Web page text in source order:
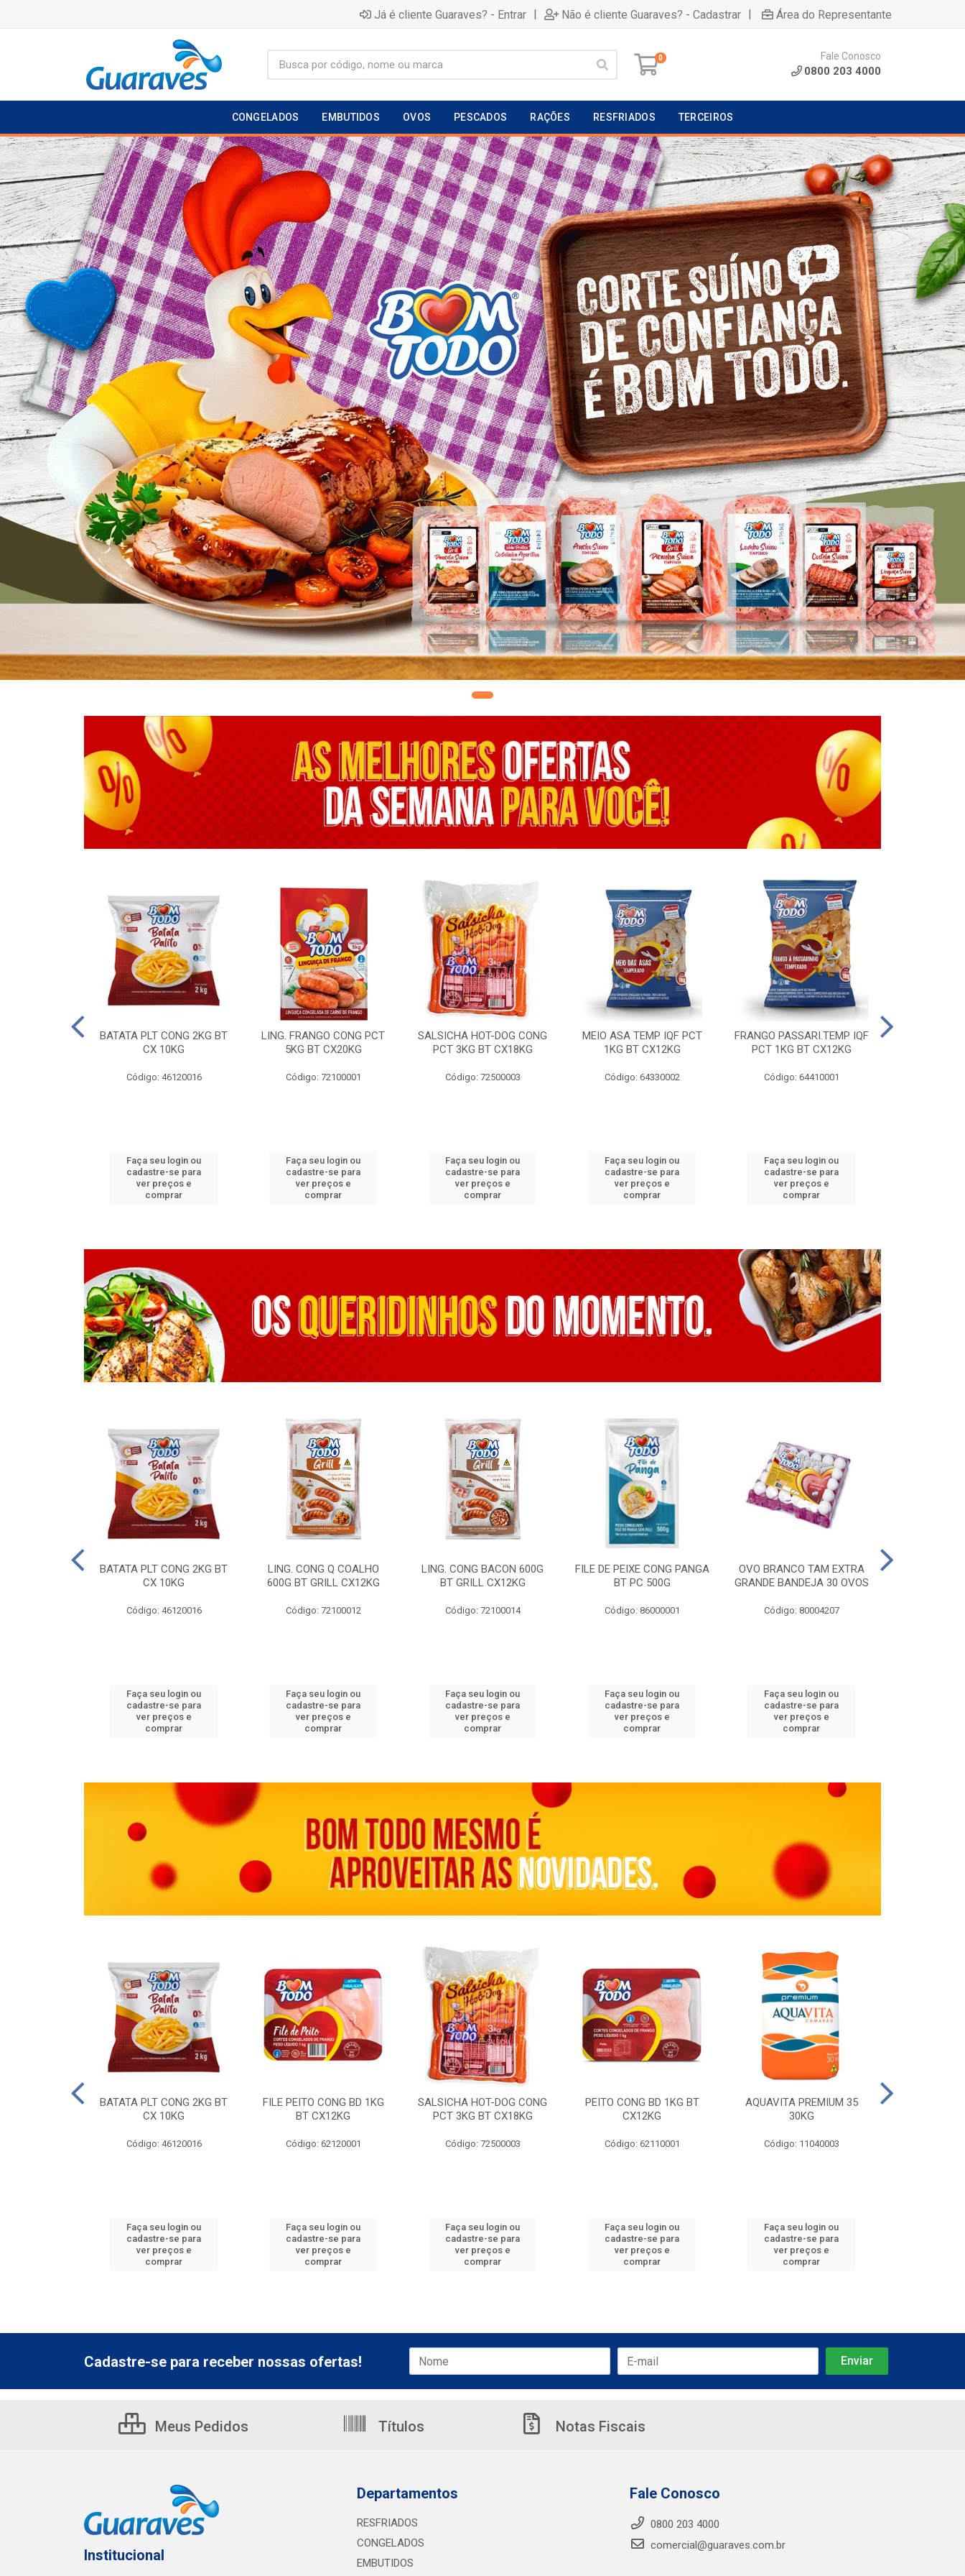
Já é cliente Guaraves? - Entrar | Não é cliente Guaraves? - Cadastrar | Área do Representante
0 Fale Conosco
0800 203 4000
CONGELADOS EMBUTIDOS OVOS PESCADOS RAÇÕES RESFRIADOS TERCEIROS
BATATA PLT CONG 2KG BT
CX 10KG
Código: 46120016
Faça seu login ou
cadastre-se para
ver preços e
comprar
LING. FRANGO CONG PCT
5KG BT CX20KG
Código: 72100001
Faça seu login ou
cadastre-se para
ver preços e
comprar
SALSICHA HOT-DOG CONG
PCT 3KG BT CX18KG
Código: 72500003
Faça seu login ou
cadastre-se para
ver preços e
comprar
MEIO ASA TEMP IQF PCT
1KG BT CX12KG
Código: 64330002
Faça seu login ou
cadastre-se para
ver preços e
comprar
FRANGO PASSARI.TEMP IQF
PCT 1KG BT CX12KG
Código: 64410001
Faça seu login ou
cadastre-se para
ver preços e
comprar
BATATA PLT CONG 2KG BT
CX 10KG
Código: 46120016
Faça seu login ou
cadastre-se para
ver preços e
comprar
LING. CONG Q COALHO
600G BT GRILL CX12KG
Código: 72100012
Faça seu login ou
cadastre-se para
ver preços e
comprar
LING. CONG BACON 600G
BT GRILL CX12KG
Código: 72100014
Faça seu login ou
cadastre-se para
ver preços e
comprar
FILE DE PEIXE CONG PANGA
BT PC 500G
Código: 86000001
Faça seu login ou
cadastre-se para
ver preços e
comprar
OVO BRANCO TAM EXTRA
GRANDE BANDEJA 30 OVOS
Código: 80004207
Faça seu login ou
cadastre-se para
ver preços e
comprar
BATATA PLT CONG 2KG BT
CX 10KG
Código: 46120016
Faça seu login ou
cadastre-se para
ver preços e
comprar
FILE PEITO CONG BD 1KG
BT CX12KG
Código: 62120001
Faça seu login ou
cadastre-se para
ver preços e
comprar
SALSICHA HOT-DOG CONG
PCT 3KG BT CX18KG
Código: 72500003
Faça seu login ou
cadastre-se para
ver preços e
comprar
PEITO CONG BD 1KG BT
CX12KG
Código: 62110001
Faça seu login ou
cadastre-se para
ver preços e
comprar
AQUAVITA PREMIUM 35
30KG
Código: 11040003
Faça seu login ou
cadastre-se para
ver preços e
comprar
Cadastre-se para receber nossas ofertas!
Meus Pedidos Títulos Notas Fiscais
Institucional
Departamentos
RESFRIADOS
CONGELADOS
EMBUTIDOS
Fale Conosco
0800 203 4000
comercial@guaraves.com.br